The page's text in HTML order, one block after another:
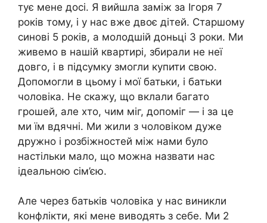
тує мене досі. Я вийшла заміж за Ігоря 7
років тому, і у нас вже двоє дітей. Старшому
синові 5 років, а молодшій доньці 3 роки. Ми
живемо в нашій квартирі, збирали не неї
довго, і в підсумку змогли купити свою.
Допомогли в цьому і мої батьки, і батьки
чоловіка. Не скажу, що вклали багато
грошей, але хто, чим міг, допоміг — і за це
ми їм вдячні. Ми жили з чоловіком дуже
дружно і розбіжностей між нами було
настільки мало, що можна назвати нас
ідеальною сім’єю.
Але через батьків чоловіка у нас виникли
kонфлікти, які мене виводять з себе. Ми 2